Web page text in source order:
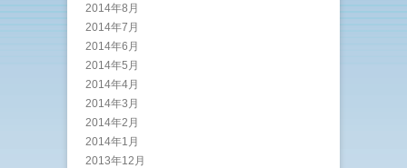
2014年8月
2014年7月
2014年6月
2014年5月
2014年4月
2014年3月
2014年2月
2014年1月
2013年12月